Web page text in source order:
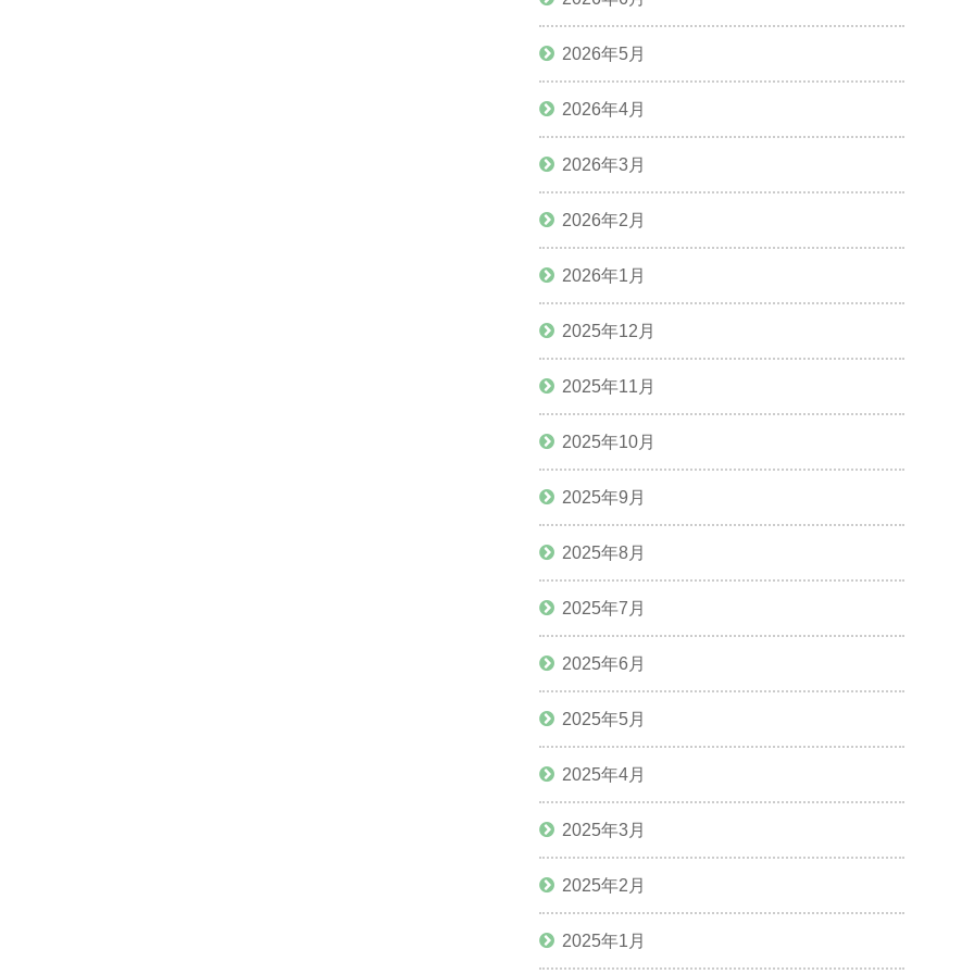
2026年5月
2026年4月
2026年3月
2026年2月
2026年1月
2025年12月
2025年11月
2025年10月
2025年9月
2025年8月
2025年7月
2025年6月
2025年5月
2025年4月
2025年3月
2025年2月
2025年1月